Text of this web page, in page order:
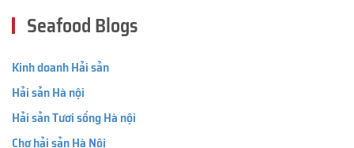
Seafood Blogs
Kinh doanh Hải sản
Hải sản Hà nội
Hải sản Tươi sống Hà nội
Chợ hải sản Hà Nội